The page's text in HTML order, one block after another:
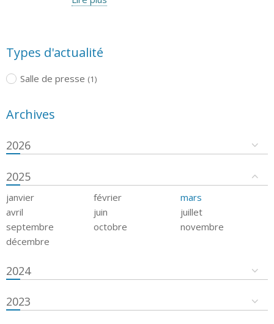
Types d'actualité
Salle de presse (1)
Archives
2026
2025
janvier février
mars
avril
juin
juillet
septembre
octobre
novembre
décembre
2024
2023